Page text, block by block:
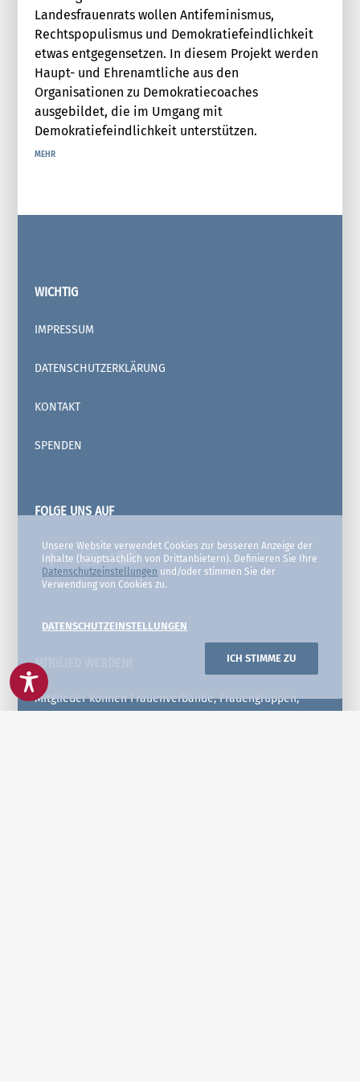
Landesfrauenrats wollen Antifeminismus,
Rechtspopulismus und Demokratiefeindlichkeit
etwas entgegensetzen. In diesem Projekt werden
Haupt- und Ehrenamtliche aus den
Organisationen zu Demokratiecoaches
ausgebildet, die im Umgang mit
Demokratiefeindlichkeit unterstützen.
MEHR
WICHTIG
IMPRESSUM
DATENSCHUTZERKLÄRUNG
KONTAKT
SPENDEN
FOLGE UNS AUF
MITGLIED WERDEN!
Mitglieder können Frauenverbände, Frauengruppen,
Unsere Website verwendet Cookies zur besseren Anzeige der
Inhalte (hauptsächlich von Drittanbietern). Definieren Sie Ihre
Datenschutzeinstellungen und/oder stimmen Sie der
Verwendung von Cookies zu.
DATENSCHUTZEINSTELLUNGEN
ICH STIMME ZU